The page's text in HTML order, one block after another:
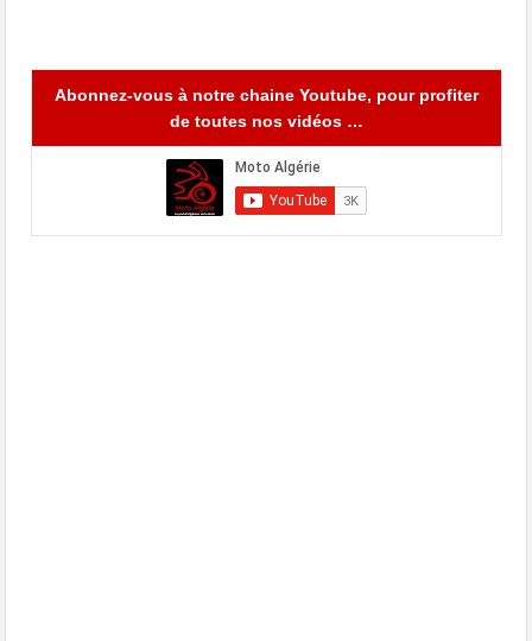
Abonnez-vous à notre chaine Youtube, pour profiter
de toutes nos vidéos …